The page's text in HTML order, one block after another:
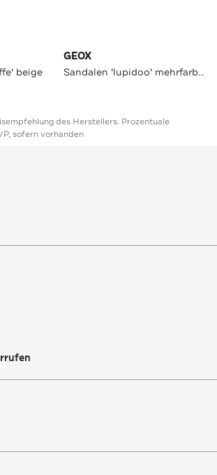
beige
GEOX
Sandalen 'lupidoo' mehrfarbig
des Herstellers. Prozentuale
sofern vorhanden